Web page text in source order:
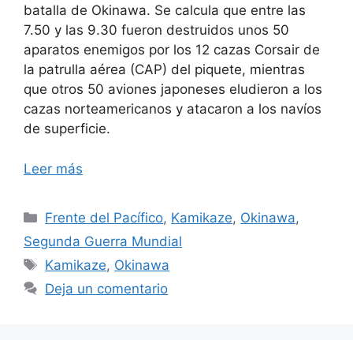
batalla de Okinawa. Se calcula que entre las
7.50 y las 9.30 fueron destruidos unos 50
aparatos enemigos por los 12 cazas Corsair de
la patrulla aérea (CAP) del piquete, mientras
que otros 50 aviones japoneses eludieron a los
cazas norteamericanos y atacaron a los navíos
de superficie.
Leer más
Categorías
Frente del Pacífico, Kamikaze, Okinawa,
Segunda Guerra Mundial
Etiquetas
Kamikaze, Okinawa
Deja un comentario